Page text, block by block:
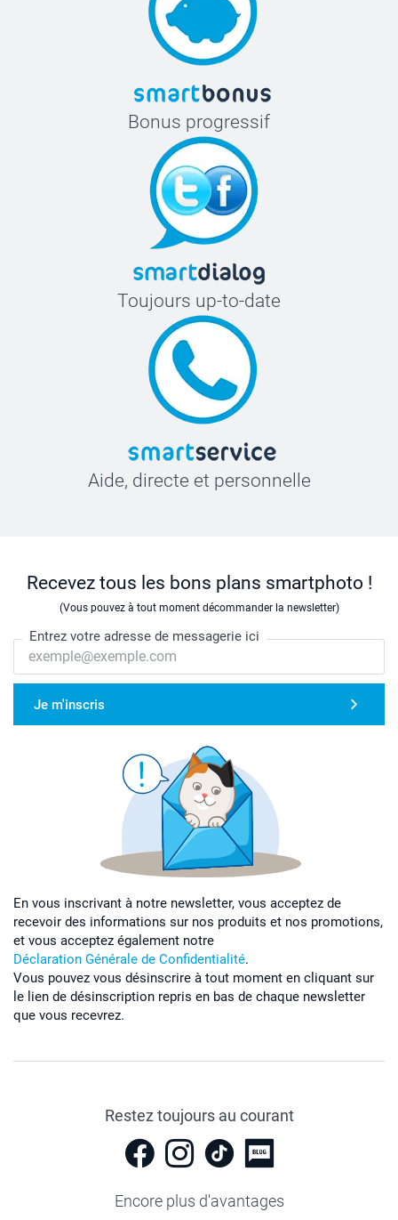
Bonus progressif
Toujours up-to-date
Aide, directe et personnelle
Recevez tous les bons plans smartphoto !
(Vous pouvez à tout moment décommander la newsletter)
Entrez votre adresse de messagerie ici
Je m'inscris
En vous inscrivant à notre newsletter, vous acceptez de
recevoir des informations sur nos produits et nos promotions,
et vous acceptez également notre
Déclaration Générale de Confidentialité.
Vous pouvez vous désinscrire à tout moment en cliquant sur
le lien de désinscription repris en bas de chaque newsletter
que vous recevrez.
Restez toujours au courant
Encore plus d'avantages